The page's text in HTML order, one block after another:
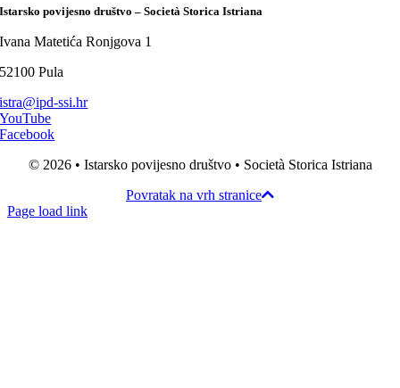
Istarsko povijesno društvo – Società Storica Istriana
Ivana Matetića Ronjgova 1
52100 Pula
istra@ipd-ssi.hr
YouTube
Facebook
© 2026 • Istarsko povijesno društvo • Società Storica Istriana
Povratak na vrh stranice
Page load link